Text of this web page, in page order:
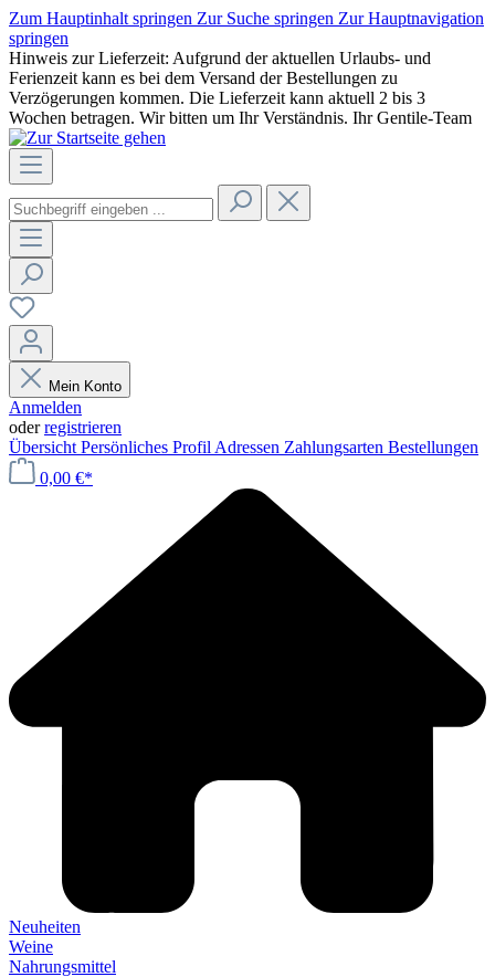
Zum Hauptinhalt springen Zur Suche springen Zur Hauptnavigation
springen
Hinweis zur Lieferzeit: Aufgrund der aktuellen Urlaubs- und
Ferienzeit kann es bei dem Versand der Bestellungen zu
Verzögerungen kommen. Die Lieferzeit kann aktuell 2 bis 3
Wochen betragen. Wir bitten um Ihr Verständnis. Ihr Gentile-Team
Mein Konto
Anmelden
oderregistrieren
Übersicht Persönliches Profil Adressen Zahlungsarten Bestellungen
0,00 €*
Neuheiten
Weine
Nahrungsmittel